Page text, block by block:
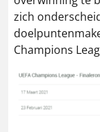
zich
Champions